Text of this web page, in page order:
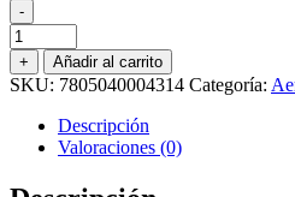
-
INSECTICIDA
KILLER
MATA
TODO
INSECTO
cantidad
+ Añadir al carrito
SKU: 7805040004314 Categoría:
Descripción
Valoraciones (0)